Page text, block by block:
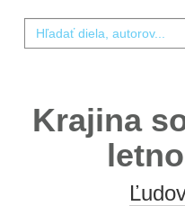
Krajina